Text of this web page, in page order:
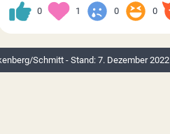
0 1 0 0
Schmitt - Stand: 7. Dezember 2022